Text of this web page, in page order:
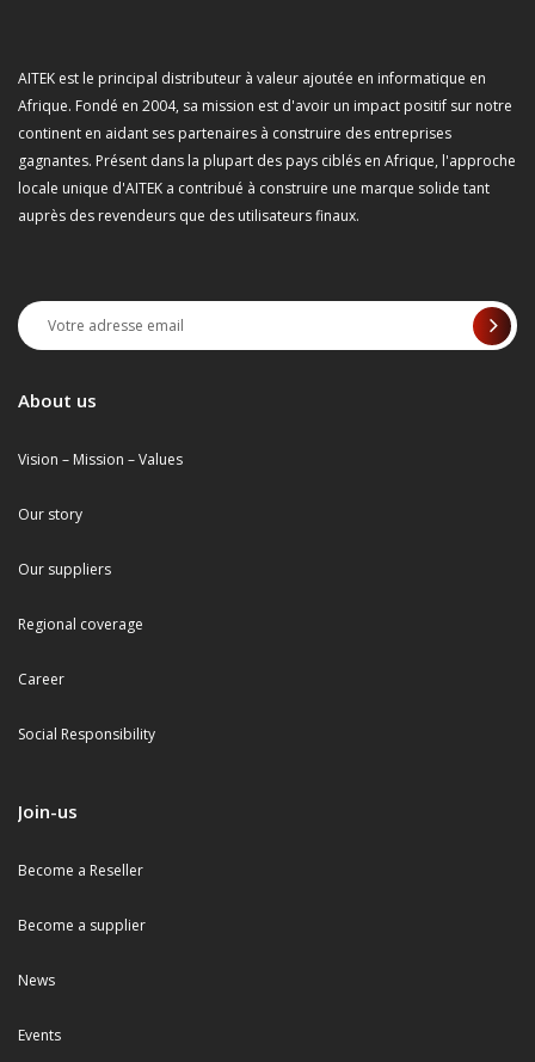
AITEK est le principal distributeur à valeur ajoutée en informatique en
Afrique. Fondé en 2004, sa mission est d'avoir un impact positif sur notre
continent en aidant ses partenaires à construire des entreprises
gagnantes. Présent dans la plupart des pays ciblés en Afrique, l'approche
locale unique d'AITEK a contribué à construire une marque solide tant
auprès des revendeurs que des utilisateurs finaux.
About us
Vision – Mission – Values
Our story
Our suppliers
Regional coverage
Career
Social Responsibility
Join-us
Become a Reseller
Become a supplier
News
Events